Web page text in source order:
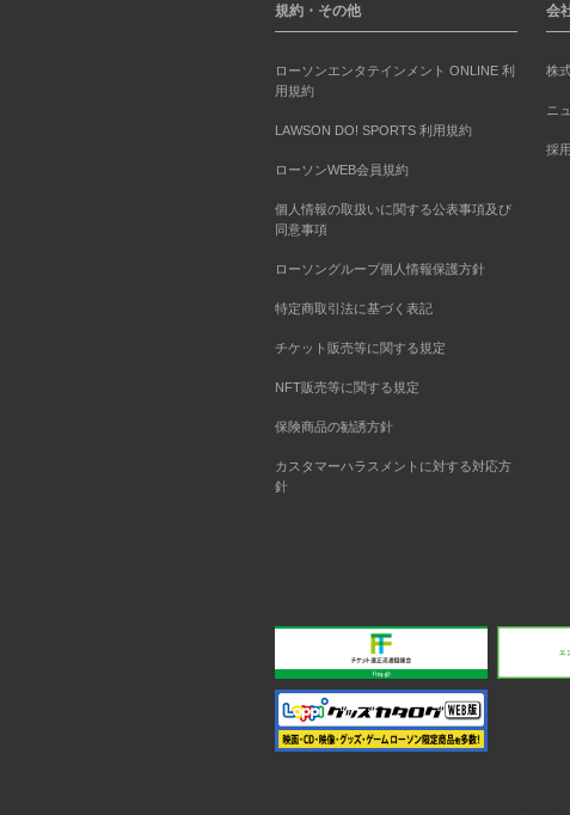
規約・その他
ローソンエンタテインメント ONLINE 利
用規約
LAWSON DO! SPORTS 利用規約
ローソンWEB会員規約
個人情報の取扱いに関する公表事項及び
同意事項
ローソングループ個人情報保護方針
特定商取引法に基づく表記
チケット販売等に関する規定
NFT販売等に関する規定
保険商品の勧誘方針
カスタマーハラスメントに対する対応方
針
会
株
ニ
採